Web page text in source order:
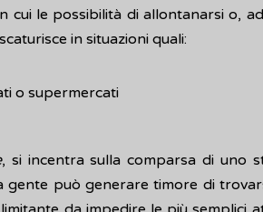
cui le possibilità di allontanarsi o,
in situazioni quali:
o supermercati
, si incentra sulla comparsa di uno
può generare timore di